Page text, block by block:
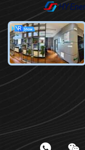
Телефон